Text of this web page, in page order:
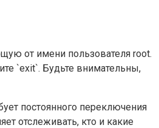
от имени пользователя root.
`exit`. Будьте внимательны,
постоянного переключения
отслеживать, кто и какие